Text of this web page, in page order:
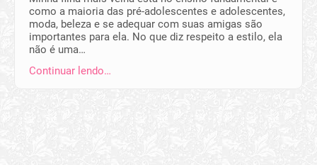
como a maioria das pré-adolescentes e adolescentes,
moda, beleza e se adequar com suas amigas são
importantes para ela. No que diz respeito a estilo, ela
não é uma…
Continuar lendo…